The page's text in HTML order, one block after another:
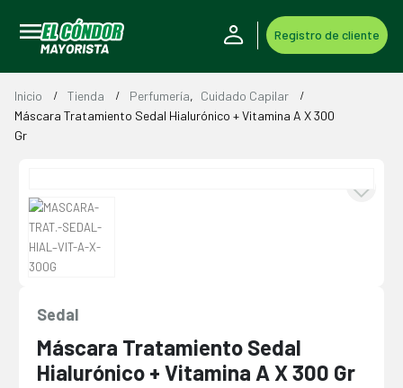
Registro de cliente
Inicio Tienda Perfumería, Cuidado Capilar
Máscara Tratamiento Sedal Hialurónico + Vitamina A X 300
Gr
Sedal
Máscara Tratamiento Sedal
Hialurónico + Vitamina A X 300 Gr